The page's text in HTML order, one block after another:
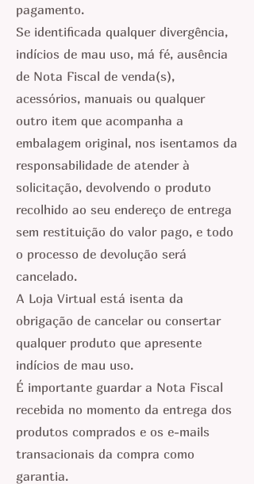
pagamento.
Se identificada qualquer divergência,
indícios de mau uso, má fé, ausência
de Nota Fiscal de venda(s),
acessórios, manuais ou qualquer
outro item que acompanha a
embalagem original, nos isentamos da
responsabilidade de atender à
solicitação, devolvendo o produto
recolhido ao seu endereço de entrega
sem restituição do valor pago, e todo
o processo de devolução será
cancelado.
A Loja Virtual está isenta da
obrigação de cancelar ou consertar
qualquer produto que apresente
indícios de mau uso.
É importante guardar a Nota Fiscal
recebida no momento da entrega dos
produtos comprados e os e-mails
transacionais da compra como
garantia.